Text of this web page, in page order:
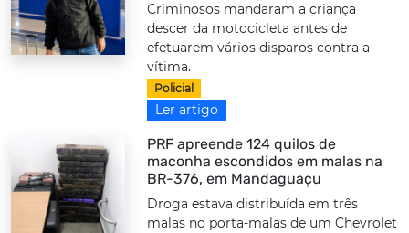
Criminosos mandaram a criança
descer da motocicleta antes de
efetuarem vários disparos contra a
vítima.
Policial
Ler artigo
PRF apreende 124 quilos de
maconha escondidos em malas na
BR-376, em Mandaguaçu
Droga estava distribuída em três
malas no porta-malas de um Chevrolet